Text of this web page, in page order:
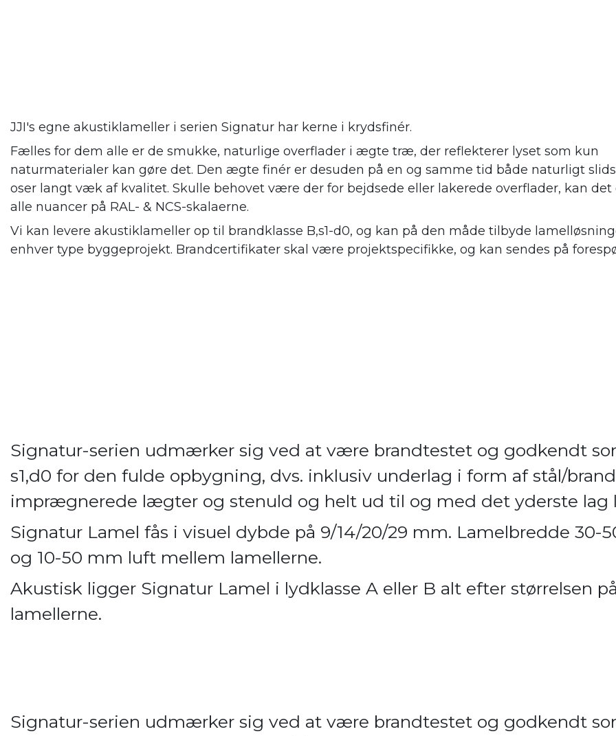
JJI's egne akustiklameller i serien Signatur har kerne i krydsfinér.
Fælles for dem alle er de smukke, naturlige overflader i ægte træ, der reflekterer lyset som kun
naturmaterialer kan gøre det. Den ægte finér er desuden på en og samme tid både naturligt
oser langt væk af kvalitet. Skulle behovet være der for bejdsede eller lakerede overflader, kan det
alle nuancer på RAL- & NCS-skalaerne.
Vi kan levere akustiklameller op til brandklasse B,s1-d0, og kan på den måde tilbyde
enhver type byggeprojekt. Brandcertifikater skal være projektspecifikke, og kan sendes på
Signatur-serien udmærker sig ved at være brandtestet og godkendt
s1,d0 for den fulde opbygning, dvs. inklusiv underlag i form af stål/
imprægnerede lægter og stenuld og helt ud til og med det yderste lag
Signatur Lamel fås i visuel dybde på 9/14/20/29 mm. Lamelbredde 30-
og 10-50 mm luft mellem lamellerne.
Akustisk ligger Signatur Lamel i lydklasse A eller B alt efter størrelsen på
lamellerne.
Signatur-serien udmærker sig ved at være brandtestet og godkendt